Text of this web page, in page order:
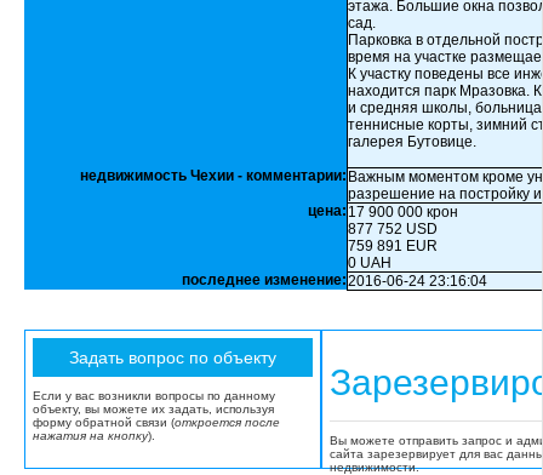
этажа. Большие окна
сад.
Парковка в отдельной
время на участке
К участку поведены все
находится парк Мразовка.
и средняя школы,
теннисные корты, зимний
галерея Бутовице.
недвижимость Чехии - комментарии: Важным моментом кроме
разрешение на постройку
цена: 17 900 000 крон
877 752 USD
759 891 EUR
0 UAH
последнее изменение:2016-06-24 23:16:04
Если у вас возникли вопросы по данному
объекту, вы можете их задать, используя
форму обратной связи (откроется после
нажатия на кнопку).
Вы можете отправить запрос и
сайта зарезервирует для вас
недвижимости.